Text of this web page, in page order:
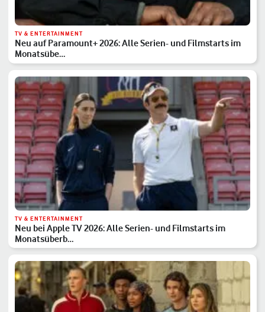
TV & ENTERTAINMENT
Neu auf Paramount+ 2026: Alle Serien- und Filmstarts im
Monatsübe…
TV & ENTERTAINMENT
Neu bei Apple TV 2026: Alle Serien- und Filmstarts im
Monatsüberb…